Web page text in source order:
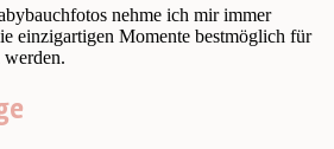
nehme ich mir immer
einzigartigen Momente bestmöglich für